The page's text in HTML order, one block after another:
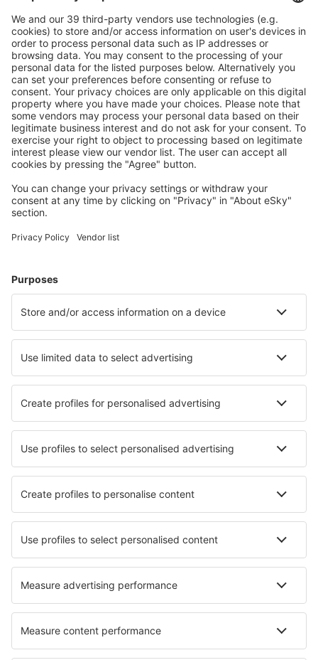
Descarcă aplicația noastrăși organizează-ţi
convenabil călătoriile
Planifică-ți călătoria
Zbor+Hotel
Hoteluri
Transferuri aeroport
Atracţii
Evenimente sportive
Află mai multe
Aplicație mobilă
Companii aeriene
Wizz Air
FlyOne
Air Moldova
HiSky
Blue Air
Ryanair
Despre eSky
Termeni şi condiţii
Rezervările mele